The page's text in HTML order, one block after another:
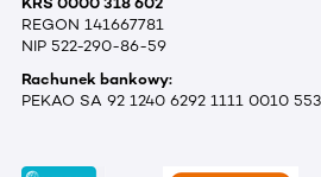
REGON 141667781
NIP 522-290-86-59
Rachunek bankowy:
PEKAO SA 92 1240 6292 1111 0010